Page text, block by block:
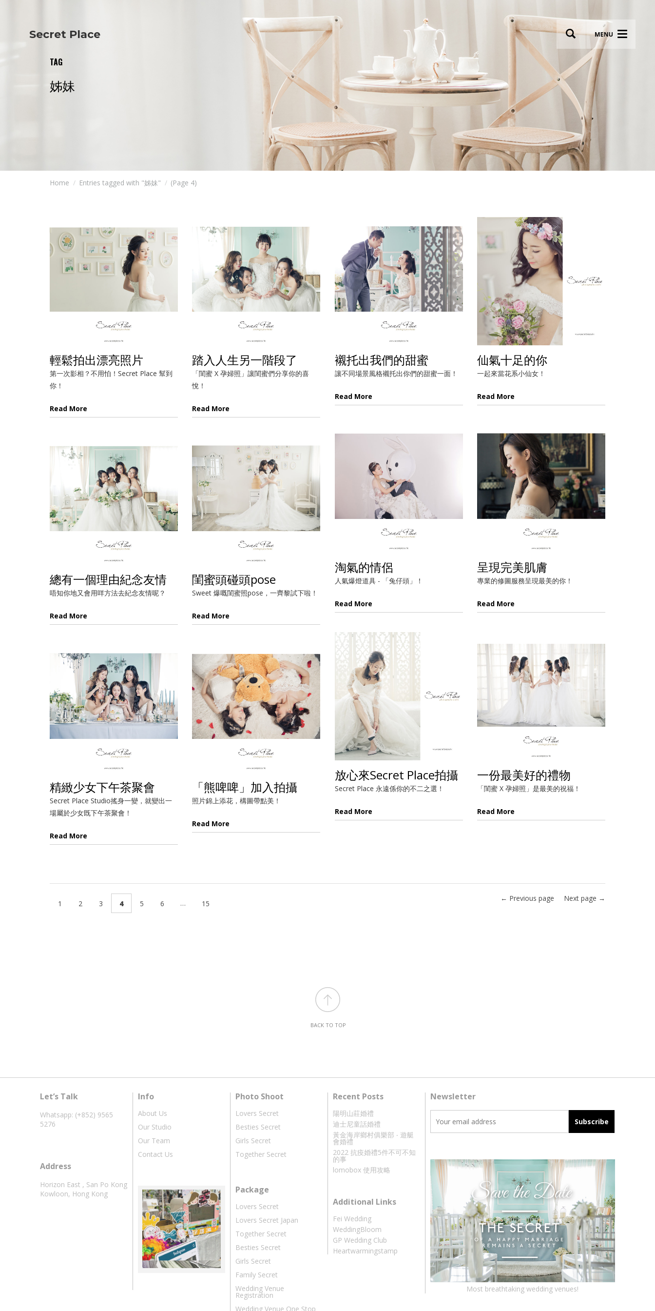
Secret Place Photo Shoot
Lovers Secret
Lovers Secret MIX
Lovers Secret Japan
Besties Secret
Girls Secret
Together Secret
Wedding Secret
Wedding Live Stream
Wedding Photo Booth
Photo Booth
Newsletter
TAG
姊妹
Home Entries tagged with "姊妹" (Page 4)
輕鬆拍出漂亮照片
第一次影相？不用怕！Secret Place 幫到
你！
Read More
踏入人生另一階段了
「閨蜜 X 孕婦照」讓閨蜜們分享你的喜
悅！
Read More
襯托出我們的甜蜜
讓不同場景風格襯托出你們的甜蜜一面！
Read More
仙氣十足的你
一起來當花系小仙女！
Read More
淘氣的情侶
人氣爆燈道具 - 「兔仔頭」！
Read More
呈現完美肌膚
專業的修圖服務呈現最美的你！
Read More
總有一個理由紀念友情
唔知你地又會用咩方法去紀念友情呢？
Read More
閨蜜頭碰頭pose
Sweet 爆嘅閨蜜照pose，一齊黎試下啦！
Read More
放心來Secret Place拍攝
Secret Place 永遠係你的不二之選！
Read More
一份最美好的禮物
「閨蜜 X 孕婦照」是最美的祝福！
Read More
精緻少女下午茶聚會
Secret Place Studio搖身一變，就變出一
場屬於少女既下午茶聚會！
Read More
「熊啤啤」加入拍攝
照片錦上添花，構圖帶點美！
Read More
1 2 3 4 5 6 … 15
← Previous page Next page →
BACK TO TOP
Let’s Talk
Whatsapp: (+852) 9565
5276
Address
Horizon East , San Po Kong
Kowloon, Hong Kong
Info
About Us
Our Studio
Our Team
Contact Us
Photo Shoot
Lovers Secret
Besties Secret
Girls Secret
Together Secret
Package
Lovers Secret
Lovers Secret Japan
Together Secret
Besties Secret
Girls Secret
Family Secret
Wedding Venue
Registration
Wedding Venue One Stop
Recent Posts
陽明山莊婚禮
迪士尼童話婚禮
黃金海岸鄉村俱樂部 ‧ 遊艇
會婚禮
2022 抗疫婚禮5件不可不知
的事
lomobox 使用攻略
Additional Links
Fei Wedding
WeddingBloom
GP Wedding Club
Heartwarmingstamp
Newsletter
Most breathtaking wedding venues!